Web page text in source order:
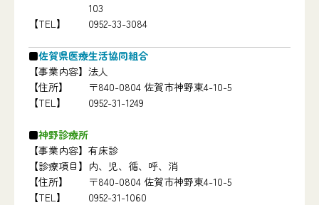
103
【TEL】
0952-33-3084
佐賀県医療生活協同組合
【事業内容】 法人
【住所】
〒840-0804 佐賀市神野東4-10-5
【TEL】
0952-31-1249
神野診療所
【事業内容】 有床診
【診療項目】 内、児、循、呼、消
【住所】
〒840-0804 佐賀市神野東4-10-5
【TEL】
0952-31-1060